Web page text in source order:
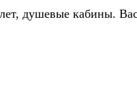
душевые кабины.